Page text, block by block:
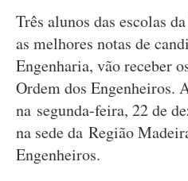
Três alunos das escolas
as melhores notas de
Engenharia, vão receber
Ordem dos Engenheiros.
na segunda-feira, 22 de
na sede da Região
Engenheiros.